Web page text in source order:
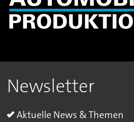
Newsletter
Aktuelle News & Themen